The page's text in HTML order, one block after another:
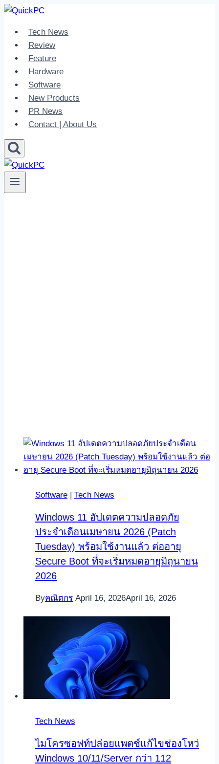
Skip
contentTech News
Review
Feature
Hardware
Software
New Products
PR News
Contact | About Us
Software | Tech News
Windows 11 อัปเดตความปลอดภัย
ประจำเดือนเมษายน 2026 (Patch
Tuesday) พร้อมใช้งานแล้ว ต่ออายุ
Secure Boot ที่จะเริ่มหมดอายุมิถุนายน
2026
Byคณิตกร April 16, 2026April 16, 2026
Tech News
ไมโครซอฟท์ปล่อยแพตช์แก้ไขช่องโหว่
Windows 10/11/Server กว่า 112